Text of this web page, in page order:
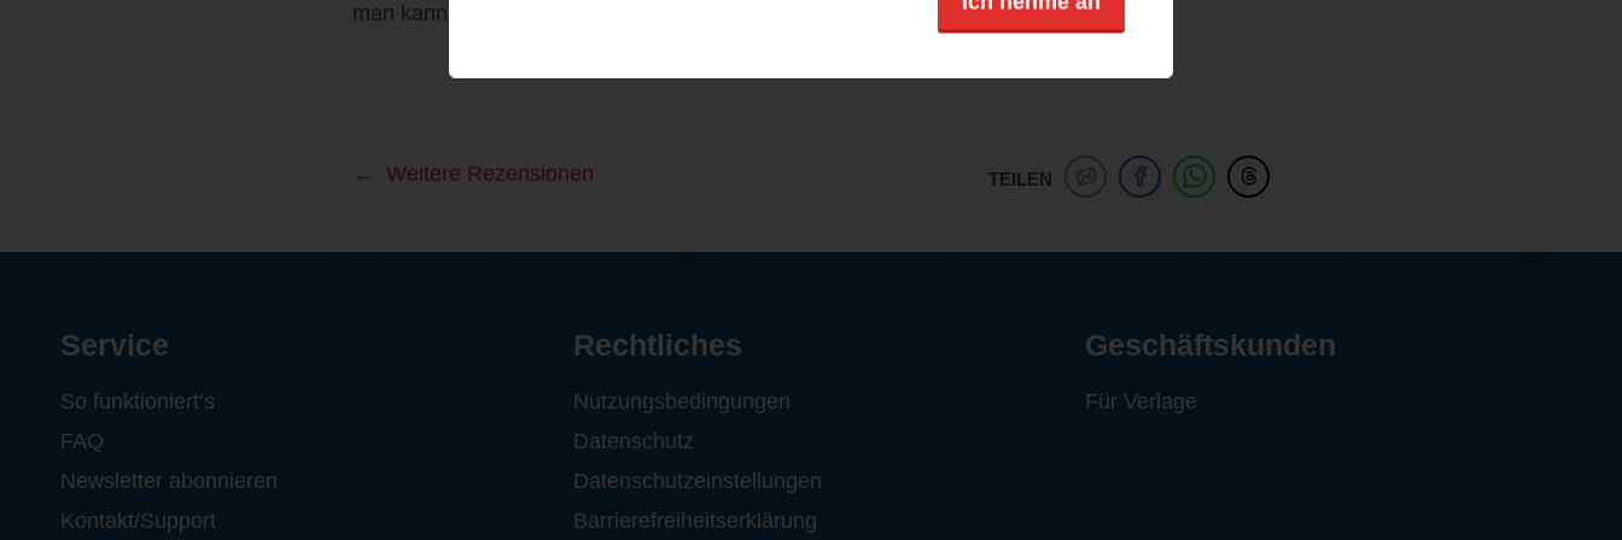
man kann ihrer Stimme auch sehr gut zuhören.
TEILEN
Weitere Rezensionen
Service
So funktioniert‘s
FAQ
Newsletter abonnieren
Kontakt/Support
Rechtliches
Nutzungsbedingungen
Datenschutz
Datenschutzeinstellungen
Barrierefreiheitserklärung
Geschäftskunden
Für Verlage